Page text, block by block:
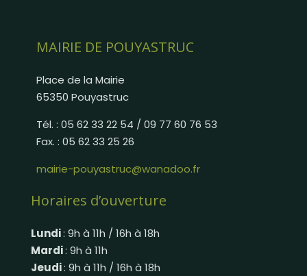
MAIRIE DE POUYASTRUC
Place de la Mairie
65350 Pouyastruc
Tél. : 05 62 33 22 54 / 09 77 60 76 53
Fax. : 05 62 33 25 26
mairie-pouyastruc@wanadoo.fr
Horaires d’ouverture
Lundi: 9h à 11h / 16h à 18h
Mardi: 9h à 11h
Jeudi: 9h à 11h / 16h à 18h